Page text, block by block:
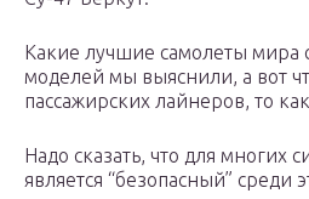
Какие лучшие самолеты мира
моделей мы выяснили, а вот
пассажирских лайнеров, то
Надо сказать, что для многих
является “безопасный” среди